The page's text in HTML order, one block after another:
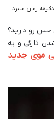
حس رو دارید؟
تازگی و یه
موی جدید